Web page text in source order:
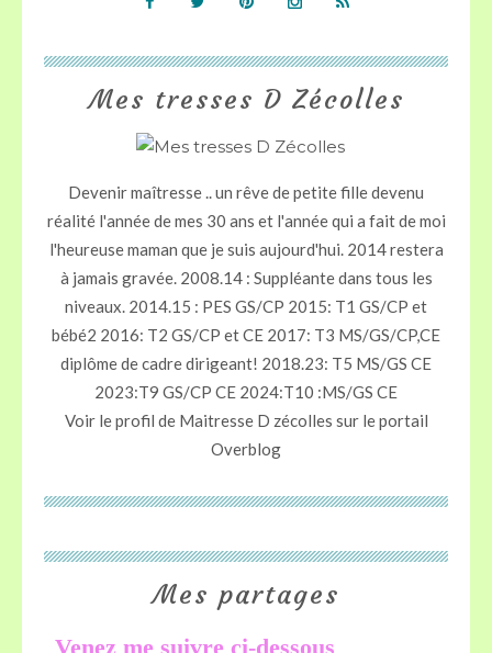
Mes tresses D Zécolles
Devenir maîtresse .. un rêve de petite fille devenu
réalité l'année de mes 30 ans et l'année qui a fait de moi
l'heureuse maman que je suis aujourd'hui. 2014 restera
à jamais gravée. 2008.14 : Suppléante dans tous les
niveaux. 2014.15 : PES GS/CP 2015: T1 GS/CP et
bébé2 2016: T2 GS/CP et CE 2017: T3 MS/GS/CP,CE
diplôme de cadre dirigeant! 2018.23: T5 MS/GS CE
2023:T9 GS/CP CE 2024:T10 :MS/GS CE
Voir le profil de Maitresse D zécolles sur le portail
Overblog
Mes partages
Venez me suivre ci-dessous